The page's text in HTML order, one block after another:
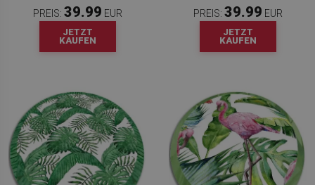
PREIS: 39.99 EUR
JETZT
KAUFEN
PREIS: 39.99 EUR
JETZT
KAUFEN